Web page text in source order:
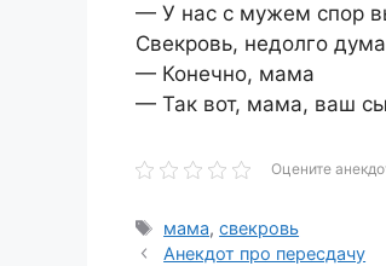
— У нас с мужем спор
Свекровь, недолго
— Конечно, мама
— Так вот, мама, ваш
Оцените
Метки
мама,свекровь
Анекдот про пересдачу